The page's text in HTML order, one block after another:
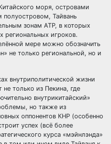
моря, островами
Тайвань
зонам АТР, в которых
региональных игроков.
мере можно обозначить
не только региональной, но и
внутриполитической жизни
только из Пекина, где
внутрикитайский»
но также из
оппонентов КНР (особенно
успех (всё более
курса «мэйнлэнда»